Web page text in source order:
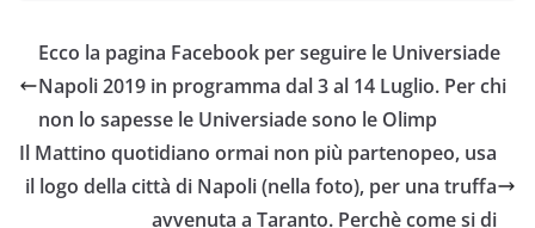
Ecco la pagina Facebook per seguire le Universiade
Napoli 2019 in programma dal 3 al 14 Luglio. Per chi
non lo sapesse le Universiade sono le Olimp
Il Mattino quotidiano ormai non più partenopeo, usa
il logo della città di Napoli (nella foto), per una truffa
avvenuta a Taranto. Perchè come si di